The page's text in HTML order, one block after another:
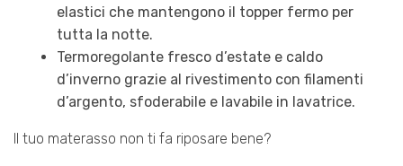
elastici che mantengono il topper fermo per
tutta la notte.
Termoregolante fresco d’estate e caldo
d’inverno grazie al rivestimento con filamenti
d’argento, sfoderabile e lavabile in lavatrice.
Il tuo materasso non ti fa riposare bene?